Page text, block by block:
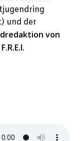
und der
von